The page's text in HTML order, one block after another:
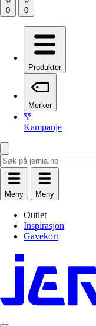
Produkter
Merker
Kampanje
Meny Meny
Outlet
Inspirasjon
Gavekort